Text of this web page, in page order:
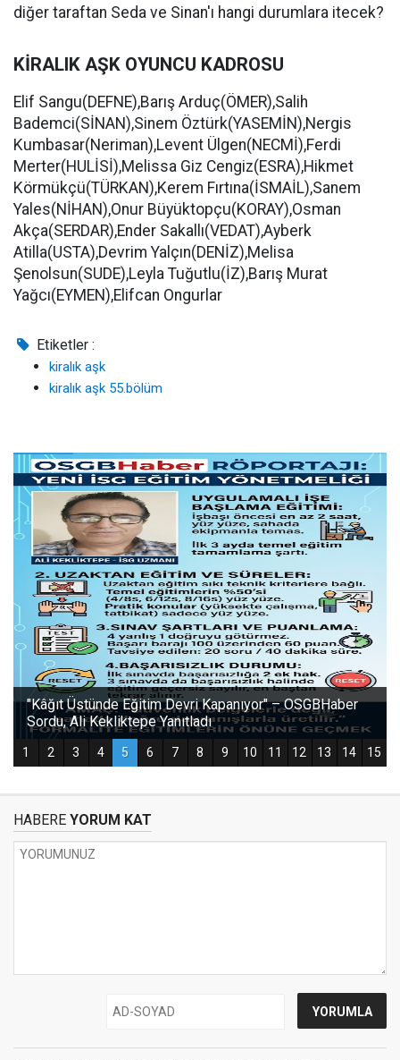
diğer taraftan Seda ve Sinan'ı hangi durumlara itecek?
KİRALIK AŞK OYUNCU KADROSU
Elif Sangu(DEFNE),Barış Arduç(ÖMER),Salih
Bademci(SİNAN),Sinem Öztürk(YASEMİN),Nergis
Kumbasar(Neriman),Levent Ülgen(NECMİ),Ferdi
Merter(HULİSİ),Melissa Giz Cengiz(ESRA),Hikmet
Körmükçü(TÜRKAN),Kerem Fırtına(İSMAİL),Sanem
Yales(NİHAN),Onur Büyüktopçu(KORAY),Osman
Akça(SERDAR),Ender Sakallı(VEDAT),Ayberk
Atilla(USTA),Devrim Yalçın(DENİZ),Melisa
Şenolsun(SUDE),Leyla Tuğutlu(İZ),Barış Murat
Yağcı(EYMEN),Elifcan Ongurlar
Etiketler :
kiralık aşk
kiralık aşk 55.bölüm
HABERE YORUM KAT